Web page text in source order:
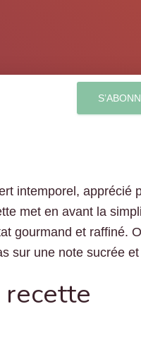
intemporel, apprécié
met en avant la
gourmand et raffiné.
sur une note sucrée